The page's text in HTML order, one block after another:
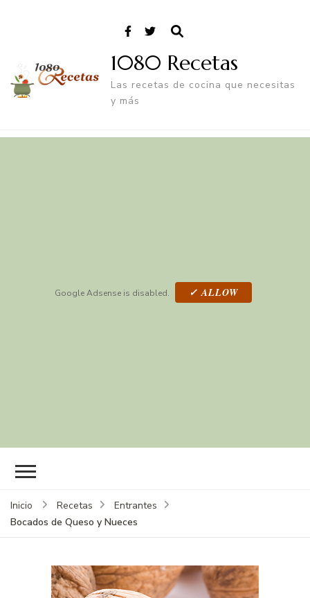
1080 Recetas
Las recetas de cocina que necesitas
y más
Google Adsense is disabled. ✓ ALLOW
Inicio Recetas
Entrantes
Bocados de Queso y Nueces